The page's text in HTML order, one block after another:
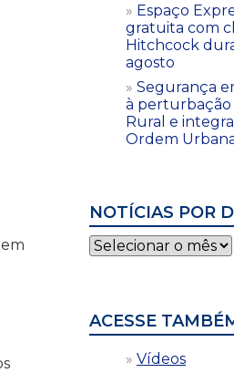
Espaço
gratuita com
Hitchcock
agosto
Segurança
à perturbação
Rural e
Ordem
NOTÍCIAS POR
Notícias
por
ACESSE
Vídeos